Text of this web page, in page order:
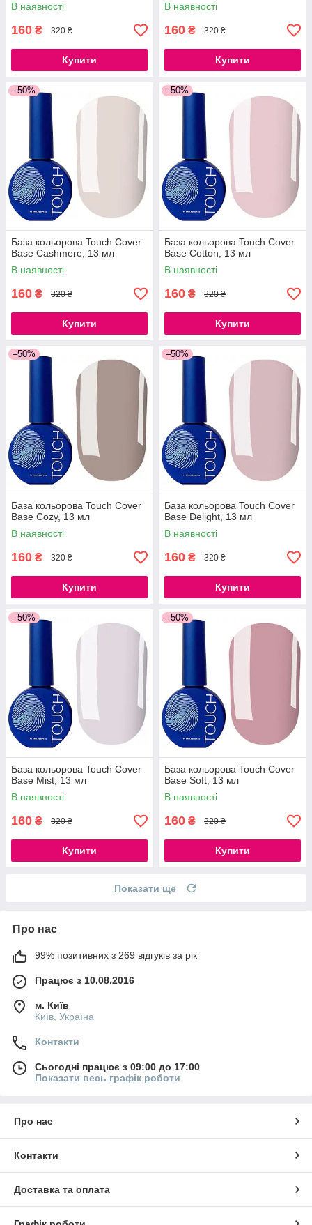
В наявності
160 ₴ 320 ₴
Купити
В наявності
160 ₴ 320 ₴
Купити
–50%
База кольорова Touch Cover
Base Cashmere, 13 мл
В наявності
160 ₴ 320 ₴
Купити
–50%
База кольорова Touch Cover
Base Cotton, 13 мл
В наявності
160 ₴ 320 ₴
Купити
–50%
База кольорова Touch Cover
Base Cozy, 13 мл
В наявності
160 ₴ 320 ₴
Купити
–50%
База кольорова Touch Cover
Base Delight, 13 мл
В наявності
160 ₴ 320 ₴
Купити
–50%
База кольорова Touch Cover
Base Mist, 13 мл
В наявності
160 ₴ 320 ₴
Купити
–50%
База кольорова Touch Cover
Base Soft, 13 мл
В наявності
160 ₴ 320 ₴
Купити
Показати ще
Про нас
99% позитивних з 269 відгуків за рік
Працює з 10.08.2016
м. Київ
Київ, Україна
Контакти
Сьогодні працює з 09:00 до 17:00
Показати весь графік роботи
Про нас
Контакти
Доставка та оплата